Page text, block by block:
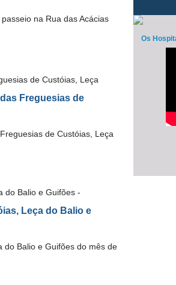
na Rua das Acácias
Freguesias de
de Custóias, Leça
Leça do Balio e
do Balio e Guifões do mês de
Os